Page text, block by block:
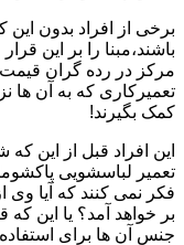
برخی از افراد بدون این
باشند،مبنا را بر این
مرکز در رده گران قیمت
تعمیرکاری که به آن ها
کمک بگیرند!
این افراد قبل از این
تعمیر لباسشویی
فکر نمی کنند که آیا وی
بر خواهد آمد؟ یا این
جنس آن ها برای